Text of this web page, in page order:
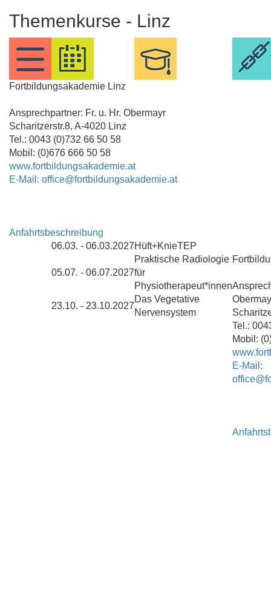
Themenkurse - Linz
Fortbildungsakademie Linz
Ansprechpartner: Fr. u. Hr. Obermayr
Scharitzerstr.8, A-4020 Linz
Tel.: 0043 (0)732 66 50 58
Mobil: (0)676 666 50 58
www.fortbildungsakademie.at
E-Mail: office@fortbildungsakademie.at
Anfahrtsbeschreibung
06.03. - 06.03.2027Hüft+KnieTEP
Tel.:
Mobil:
E-Mail:
05.07. - 06.07.2027
Praktische Radiologie
für
Physiotherapeut*innen
23.10. - 23.10.2027
Das Vegetative
Nervensystem